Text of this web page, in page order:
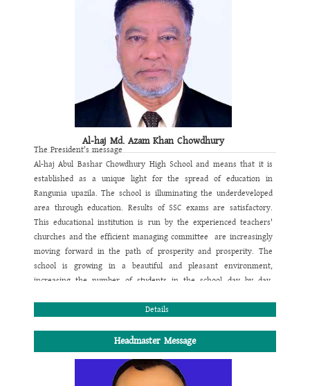
Al-haj Md. Azam Khan Chowdhury
The President's message
Al-haj Abul Bashar Chowdhury High School and means that it is
established as a unique light for the spread of education in
Rangunia upazila.The school is illuminating the underdeveloped
area through education. Results of SSC exams are satisfactory.
This educational institution is run by the experienced teachers'
churches and the efficient managing committee are increasingly
moving forward in the path of prosperity and prosperity. The
school is growing in a beautiful and pleasant environment,
increasing the number of students in the school day by day.
the regular number of students is increasing. There is a beautiful
perform regular functioning and library requirements. The
number of students in the school is higher due to the increase in
rural education- Under the system, the school is one of the
Details
Headmaster Message